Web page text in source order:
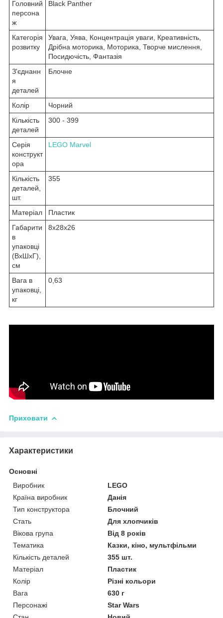
Головний
персона
ж
Black Panther
Категорія
розвитку
Увага, Уява, Концентрація уваги, Креативність,
Дрібна моторика, Моторика, Творче мислення,
Посидючість, Фантазія
З'єднанн
я
деталей
Блочне
Колір
Чорний
Кількість
деталей
300 - 399
Серія
конструкт
ора
LEGO Marvel
Кількість
деталей,
шт.
355
Матеріал
Пластик
Габарити
в
упаковці
(ВхШхГ),
см
8x28x26
Вага в
упаковці,
кг
0,63
Приховати
Характеристики
Основні
Виробник
LEGO
Країна виробник
Данія
Тип конструктора
Блочний
Стать
Для хлопчиків
Вікова група
Від 8 років
Тематика
Казки, кіно, мультфільми
Кількість деталей
355 шт.
Матеріал
Пластик
Колір
Різні кольори
Вага
630 г
Персонажі
Star Wars